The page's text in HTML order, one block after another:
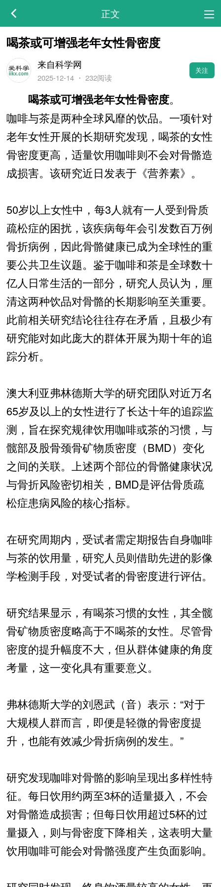
正文
喝茶或可增强老年女性骨密度
来自科学网
2025-12-14・ 232阅读
关注
喝茶或可增强老年女性骨密度。
咖啡与茶是两种全球风靡的饮品。一项针对
老年女性开展的长期研究发现，喝茶的女性
骨密度更高，适量饮用咖啡则不会对骨骼造
成损害。该研究近日发表于《营养素》。
50岁以上女性中，每3人就有一人受到骨质
疏松症的困扰，该疾病每年会引发数百万例
骨折病例，因此骨骼健康已成为全球性的重
要公共卫生议题。鉴于咖啡和茶是全球数十
亿人日常生活的一部分，研究人员认为，厘
清这两种饮品对骨骼的长期影响至关重要。
此前相关研究结论往往存在矛盾，且极少有
研究能对如此庞大的群体开展为期十年的追
踪分析。
澳大利亚弗林德斯大学的研究团队对近万名
65岁及以上的女性进行了长达十年的追踪监
测，旨在探究规律饮用咖啡或茶的习惯，与
髋部及股骨颈骨矿物质密度（BMD）变化
之间的关联。上述两个部位的骨骼健康状况
与骨折风险密切相关，BMD是评估骨质疏
松症患病风险的核心指标。
在研究周期内，受试者需定期报告自身咖啡
与茶的饮用量，研究人员则借助先进的影像
学检测手段，对受试者的骨密度进行评估。
研究结果显示，有喝茶习惯的女性，其全髋
骨矿物质密度略高于不喝茶的女性。尽管骨
密度的提升幅度不大，但从群体健康的角度
考量，这一变化具有重要意义。
弗林德斯大学的刘恩武（音）表示：“对于
大规模人群而言，即便是轻微的骨密度提
升，也能有效减少骨折病例的发生。”
研究发现咖啡对骨骼的影响呈现出多样性特
征。每日饮用约两至3杯的适量摄入，不会
对骨骼造成损害；但每日饮用超过5杯的过
量摄入，则与骨密度下降相关，这表明大量
饮用咖啡可能会对骨骼强度产生负面影响。